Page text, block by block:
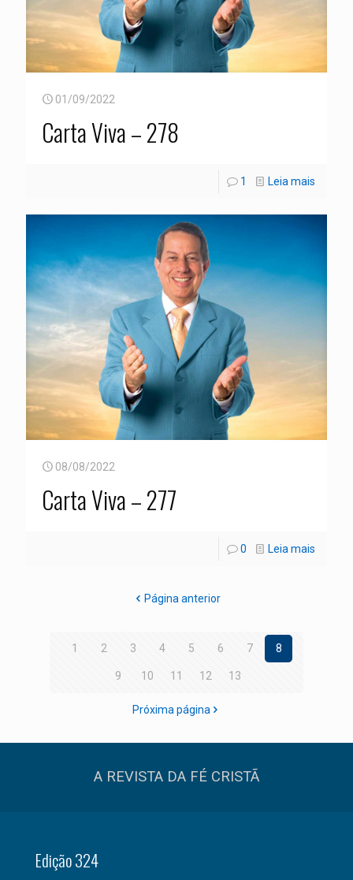
01/09/2022
Carta Viva – 278
1 Leia mais
08/08/2022
Carta Viva – 277
0 Leia mais
Página anterior
1 2 3 4 5 6 7 8
9 10 11 12 13
Próxima página
A REVISTA DA FÉ CRISTÃ
Edição 324